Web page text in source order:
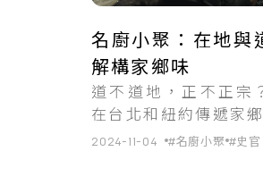
名廚小聚：在地與
解構家鄉味
道不道地，正不正宗
在台北和紐約傳遞家
2024-11-04 #名廚小聚 #史